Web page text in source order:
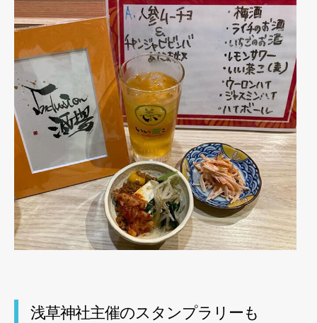
浅草神社主催のスタンプラリーも